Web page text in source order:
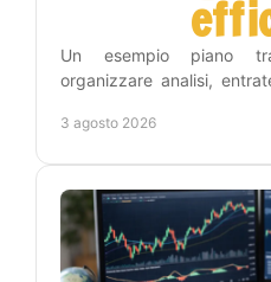
Un esempio piano
organizzare analisi,
inutili.
3 agosto 2026